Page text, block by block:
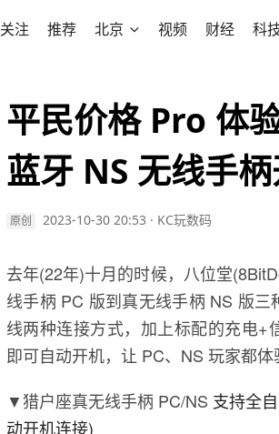
关注 推荐 北京 视频 财经 科
平民价格 Pro 体
蓝牙 NS 无线手
原创 2023-10-30 20:53 · KC玩数码
去年(22年)十月的时候，八位堂
线手柄 PC 版到真无线手柄 NS 版
线两种连接方式，加上标配的充电+
即可自动开机，让 PC、NS 玩家都
▼猎户座真无线手柄 PC/NS 支持全
动开机连接)